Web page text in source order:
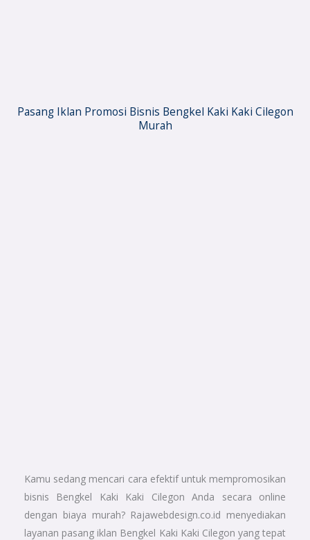
Pasang Iklan Promosi Bisnis Bengkel Kaki Kaki Cilegon
Murah
Kamu sedang mencari cara efektif untuk mempromosikan
bisnis Bengkel Kaki Kaki Cilegon Anda secara online
dengan biaya murah? Rajawebdesign.co.id menyediakan
layanan pasang iklan Bengkel Kaki Kaki Cilegon yang tepat